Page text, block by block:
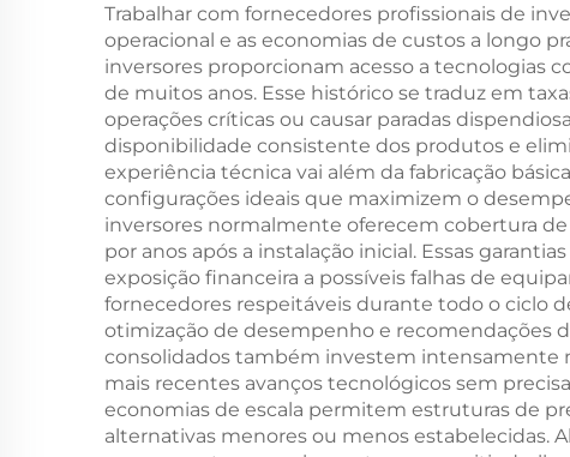
Trabalhar com fornecedores profissionais de
operacional e as economias de custos a longo
inversores proporcionam acesso a tecnologias
de muitos anos. Esse histórico se traduz em
operações críticas ou causar paradas
disponibilidade consistente dos produtos e
experiência técnica vai além da fabricação
configurações ideais que maximizem o
inversores normalmente oferecem cobertura
por anos após a instalação inicial. Essas
exposição financeira a possíveis falhas de
fornecedores respeitáveis durante todo o ciclo
otimização de desempenho e recomendações
consolidados também investem intensamente
mais recentes avanços tecnológicos sem
economias de escala permitem estruturas de
alternativas menores ou menos estabelecidas.